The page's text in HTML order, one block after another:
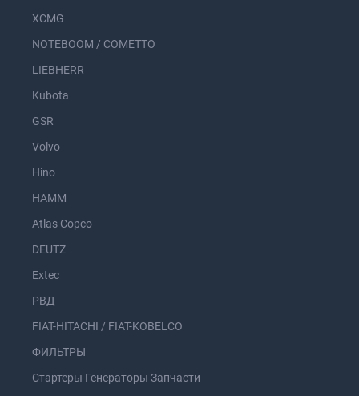
XCMG
NOTEBOOM / COMETTO
LIEBHERR
Kubota
GSR
Volvo
Hino
HAMM
Atlas Copco
DEUTZ
Extec
РВД
FIAT-HITACHI / FIAT-KOBELCO
ФИЛЬТРЫ
Стартеры Генераторы Запчасти